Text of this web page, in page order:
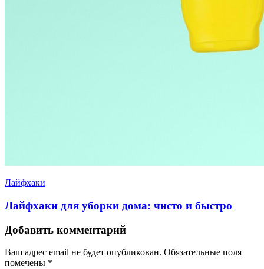
Лайфхаки
Лайфхаки для уборки дома: чисто и быстро
Добавить комментарий
Ваш адрес email не будет опубликован. Обязательные поля
помечены *